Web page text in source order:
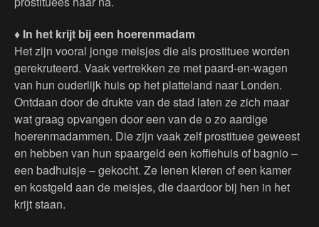
♦ In het krijt bij een hoerenmadam
Het zijn vooral jonge meisjes die als prostituee worden
gerekruteerd. Vaak vertrekken ze met paard-en-wagen
van hun ouderlijk huis op het platteland naar Londen.
Ontdaan door de drukte van de stad laten ze zich maar
wat graag opvangen door een van de o zo aardige
hoerenmadammen. Die zijn vaak zelf prostituee geweest
en hebben van hun spaargeld een koffiehuis of bagnio –
een badhuisje – gekocht. Ze lenen kleren of een kamer
en kostgeld aan de meisjes, die daardoor bij hen in het
krijt staan.